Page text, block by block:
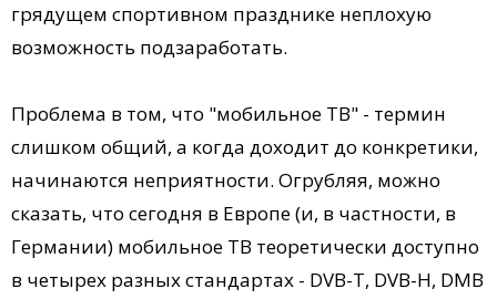
грядущем спортивном празднике неплохую
возможность подзаработать.
Проблема в том, что "мобильное ТВ" - термин
слишком общий, а когда доходит до конкретики,
начинаются неприятности. Огрубляя, можно
сказать, что сегодня в Европе (и, в частности, в
Германии) мобильное ТВ теоретически доступно
в четырех разных стандартах - DVB-T, DVB-H, DMB